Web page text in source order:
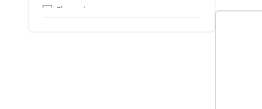
Flaconi